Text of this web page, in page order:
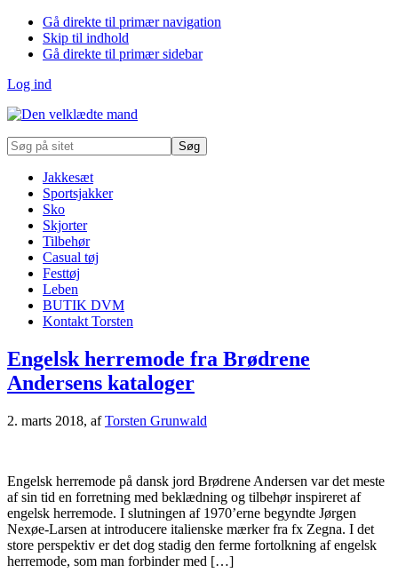
Gå direkte til primær navigation
Skip til indhold
Gå direkte til primær sidebar
Log ind
Søg
på
Jakkesæt
Sportsjakker
Sko
Skjorter
Tilbehør
Casual tøj
Festtøj
Leben
BUTIK DVM
Kontakt Torsten
Engelsk herremode fra Brødrene
Andersens kataloger
2. marts 2018, afTorsten Grunwald
Engelsk herremode på dansk jord Brødrene Andersen var det meste
af sin tid en forretning med beklædning og tilbehør inspireret af
engelsk herremode. I slutningen af 1970’erne begyndte Jørgen
Nexøe-Larsen at introducere italienske mærker fra fx Zegna. I det
store perspektiv er det dog stadig den ferme fortolkning af engelsk
herremode, som man forbinder med […]